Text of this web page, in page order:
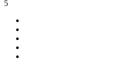
5